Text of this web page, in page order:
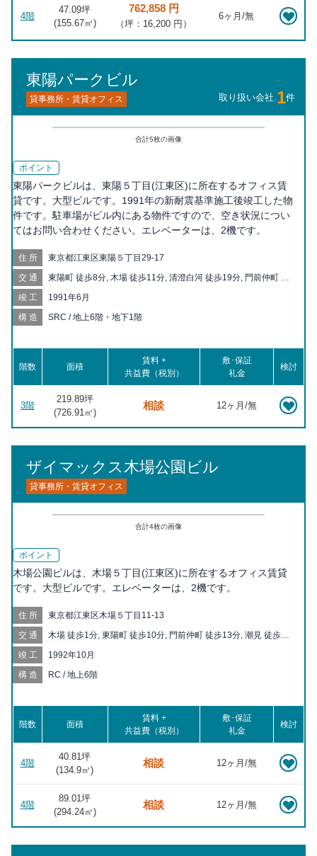
4階
47.09坪
(155.67㎡)
762,858 円
（坪：16,200 円）
6ヶ月/無
東陽パークビル
貸事務所・賃貸オフィス 取り扱い会社 1件
合計5枚の画像
ポイント
東陽パークビルは、東陽５丁目(江東区)に所在するオフィス賃
貸です。大型ビルです。1991年の新耐震基準施工後竣工した物
件です。駐車場がビル内にある物件ですので、空き状況につい
てはお問い合わせください。エレベーターは、2機です。
住所 東京都江東区東陽５丁目29-17
交通
東陽町 徒歩8分, 木場 徒歩11分, 清澄白河 徒歩19分, 門前仲町 徒
竣工 1991年6月
構造 SRC / 地上6階・地下1階
階数 面積
賃料 +
共益費（税別）
敷･保証
礼金
検討
3階
219.89坪
(726.91㎡)
相談 12ヶ月/無
ザイマックス木場公園ビル
貸事務所・賃貸オフィス
合計4枚の画像
ポイント
木場公園ビルは、木場５丁目(江東区)に所在するオフィス賃貸
です。大型ビルです。エレベーターは、2機です。
住所 東京都江東区木場５丁目11-13
交通
木場 徒歩1分, 東陽町 徒歩10分, 門前仲町 徒歩13分, 潮見 徒歩17
竣工 1992年10月
構造 RC / 地上6階
階数 面積
賃料 +
共益費（税別）
敷･保証
礼金
検討
4階
40.81坪
(134.9㎡)
相談 12ヶ月/無
4階
89.01坪
(294.24㎡)
相談 12ヶ月/無